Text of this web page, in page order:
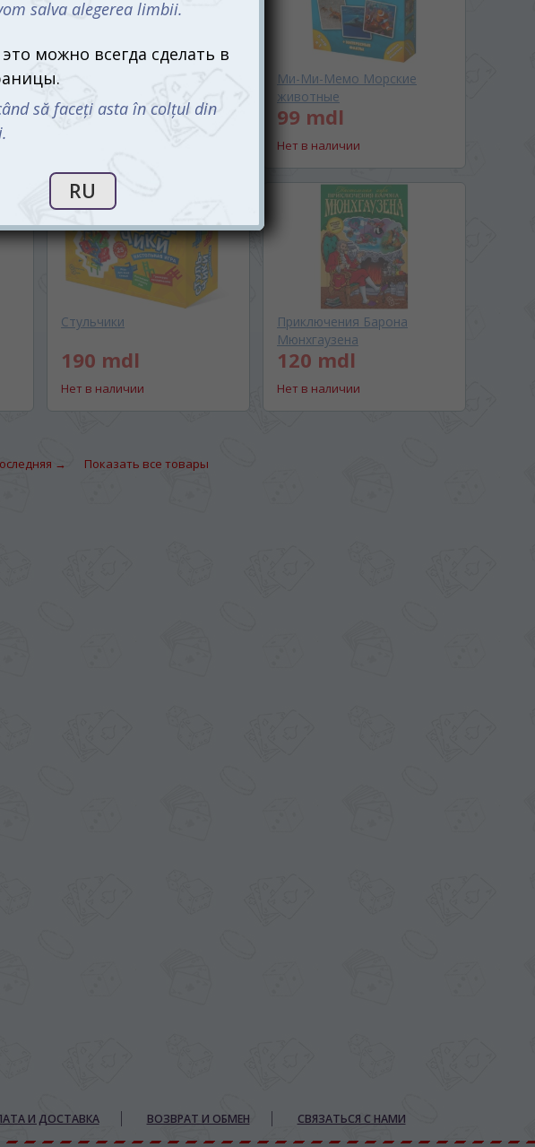
99 mdl
Ми-Ми-Мемо Морские
животные
99 mdl
Нет в наличии
Стульчики
190 mdl
Нет в наличии
Приключения Барона
Мюнхгаузена
120 mdl
Нет в наличии
→ Показать все товары
И ДОСТАВКА ВОЗВРАТ И ОБМЕН СВЯЗАТЬСЯ С НАМИ